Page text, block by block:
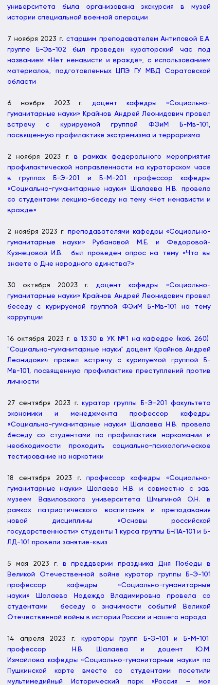
университета была организована экскурсия в музей
истории специальной военной операции
7 ноября 2023 г. старшим преподавателем Антиповой Е.А.
группе Б-Эв-102 был проведен кураторский час под
названием «Нет ненависти и вражде», с использованием
материалов, подготовленных ЦПЭ ГУ МВД Саратовской
области
6 ноября 2023 г. доцент кафедры «Социально-
гуманитарные науки» Крайнов Андрей Леонидович провел
встречу с курируемой группой ФЭиМ Б-Мв-101,
посвященную профилактике экстремизма и терроризма
2 ноября 2023 г.в рамках федерального мероприятия
профилактической направленности на кураторском часе
в группах Б-Э-201 и Б-М-201 профессор кафедры
«Социально-гуманитарные науки» Шалаева Н.В. провела
со студентами лекцию-беседу на тему «Нет ненависти и
вражде»
2 ноября 2023 г. преподавателями кафедры «Социально-
гуманитарные науки» Рубановой М.Е. и Федоровой-
Кузнецовой И.В. был проведен опрос на тему «Что вы
знаете о Дне народного единства?»
30 октября 20023 г. доцент кафедры «Социально-
гуманитарные науки» Крайнов Андрей Леонидович провел
беседу с курируемой группой ФЭиМ Б-Мв-101 на тему
коррупции
16 октября 2023 г. в 13:30 в УК №1 на кафедре (каб. 260)
"Социально-гуманитарные науки" доцент Крайнов Андрей
Леонидович провел встречу с курипуемой группой Б-
Мв-101, посвященную профилактике преступлений против
личности
27 сентября 2023 г.куратор группы Б-Э-201 факультета
экономики и менеджмента профессор кафедры
«Социально-гуманитарные науки» Шалаева Н.В. провела
беседу со студентами по профилактике наркомании и
необходимости проходить социально-психологическое
тестирование на наркотики
18 сентября 2023 г.профессор кафедры «Социально-
гуманитарные науки» Шалаева Н.В. и совместно с зав.
музеем Вавиловского университета Шмыгиной О.Н. в
рамках патриотического воспитания и преподавания
новой дисциплины «Основы российской
государственности» студенты 1 курса группы Б-ЛА-101 и Б-
ЛД-101 провели занятие-квиз
5 мая 2023 г. в преддверии праздника Дня Победы в
Великой Отечественной войне куратор группы Б-Э-101
профессор кафедры «Социально-гуманитарные
науки» Шалаева Надежда Владимировна провела со
студентами беседу о значимости событий Великой
Отечественной войны в истории России и нашего народа
14 апреля 2023 г. кураторы групп Б-Э-101 и Б-М-101
профессор Н.В. Шалаева и доцент Ю.М.
Измайлова кафедры «Социально-гуманитарные науки» по
Пушкинской карте вместе со студентами посетили
мультимедийный Исторический парк «Россия – моя